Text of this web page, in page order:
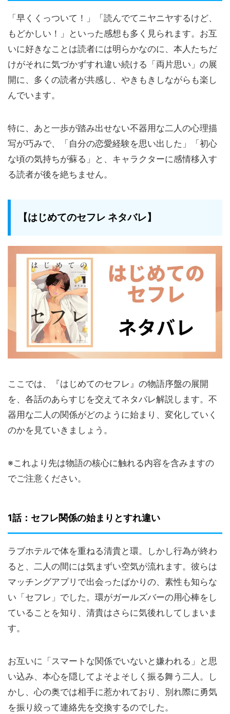
「早くくっついて！」「読んでてニヤニヤするけど、
もどかしい！」といった感想も多く見られます。お互
いに好きなことは読者には明らかなのに、本人たちだ
けがそれに気づかずすれ違い続ける「両片思い」の展
開に、多くの読者が共感し、やきもきしながらも楽し
んでいます。
特に、あと一歩が踏み出せない不器用な二人の心理描
写が巧みで、「自分の恋愛経験を思い出した」「初心
な頃の気持ちが蘇る」と、キャラクターに感情移入す
る読者が後を絶ちません。
【はじめてのセフレ ネタバレ】
ここでは、『はじめてのセフレ』の物語序盤の展開
を、各話のあらすじを交えてネタバレ解説します。不
器用な二人の関係がどのように始まり、変化していく
のかを見ていきましょう。
※これより先は物語の核心に触れる内容を含みますの
でご注意ください。
1話：セフレ関係の始まりとすれ違い
ラブホテルで体を重ねる清貴と環。しかし行為が終わ
ると、二人の間には気まずい空気が流れます。彼らは
マッチングアプリで出会ったばかりの、素性も知らな
い「セフレ」でした。環がガールズバーの用心棒をし
ていることを知り、清貴はさらに気後れしてしまいま
す。
お互いに「スマートな関係でいないと嫌われる」と思
い込み、本心を隠してよそよそしく振る舞う二人。し
かし、心の奥では相手に惹かれており、別れ際に勇気
を振り絞って連絡先を交換するのでした。